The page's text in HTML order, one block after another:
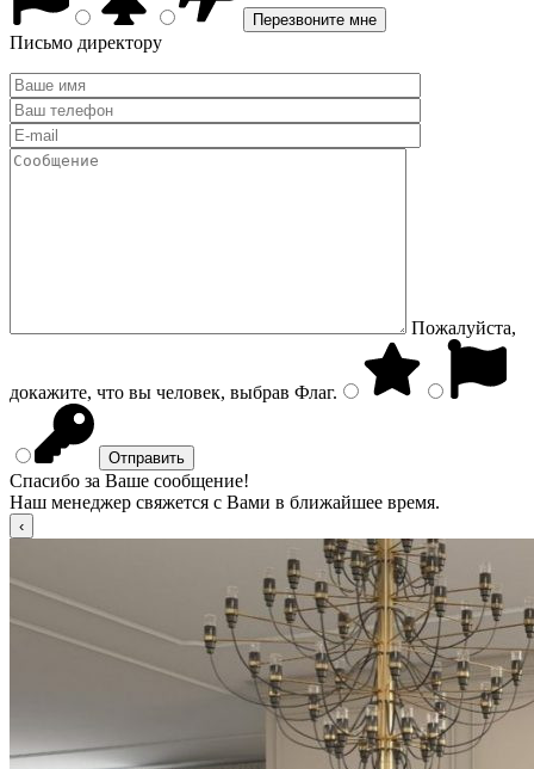
Письмо директору
Пожалуйста,
докажите, что вы человек, выбрав Флаг.
Спасибо за Ваше сообщение!
Наш менеджер свяжется с Вами в ближайшее время.